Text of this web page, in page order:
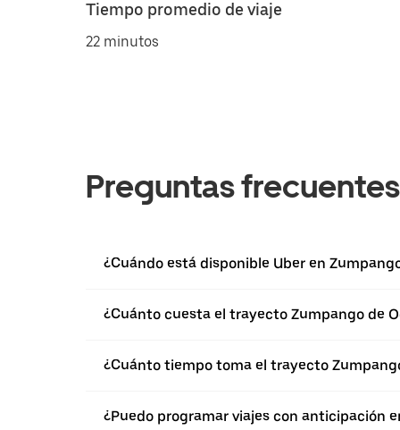
Tiempo promedio de viaje
22 minutos
Preguntas frecuentes
¿Cuándo está disponible Uber en
¿Cuánto cuesta el trayecto Zumpango de
¿Cuánto tiempo toma el trayecto
¿Puedo programar viajes con anticipación